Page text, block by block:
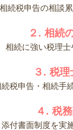
相続税申告の相談
２. 相続
相続に強い税理
３. 税
続税申告・相続手
４. 税
添付書面制度を実